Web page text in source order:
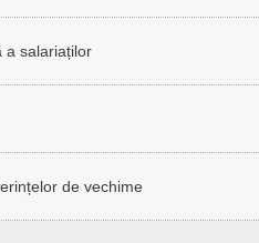
a salariaților
de vechime